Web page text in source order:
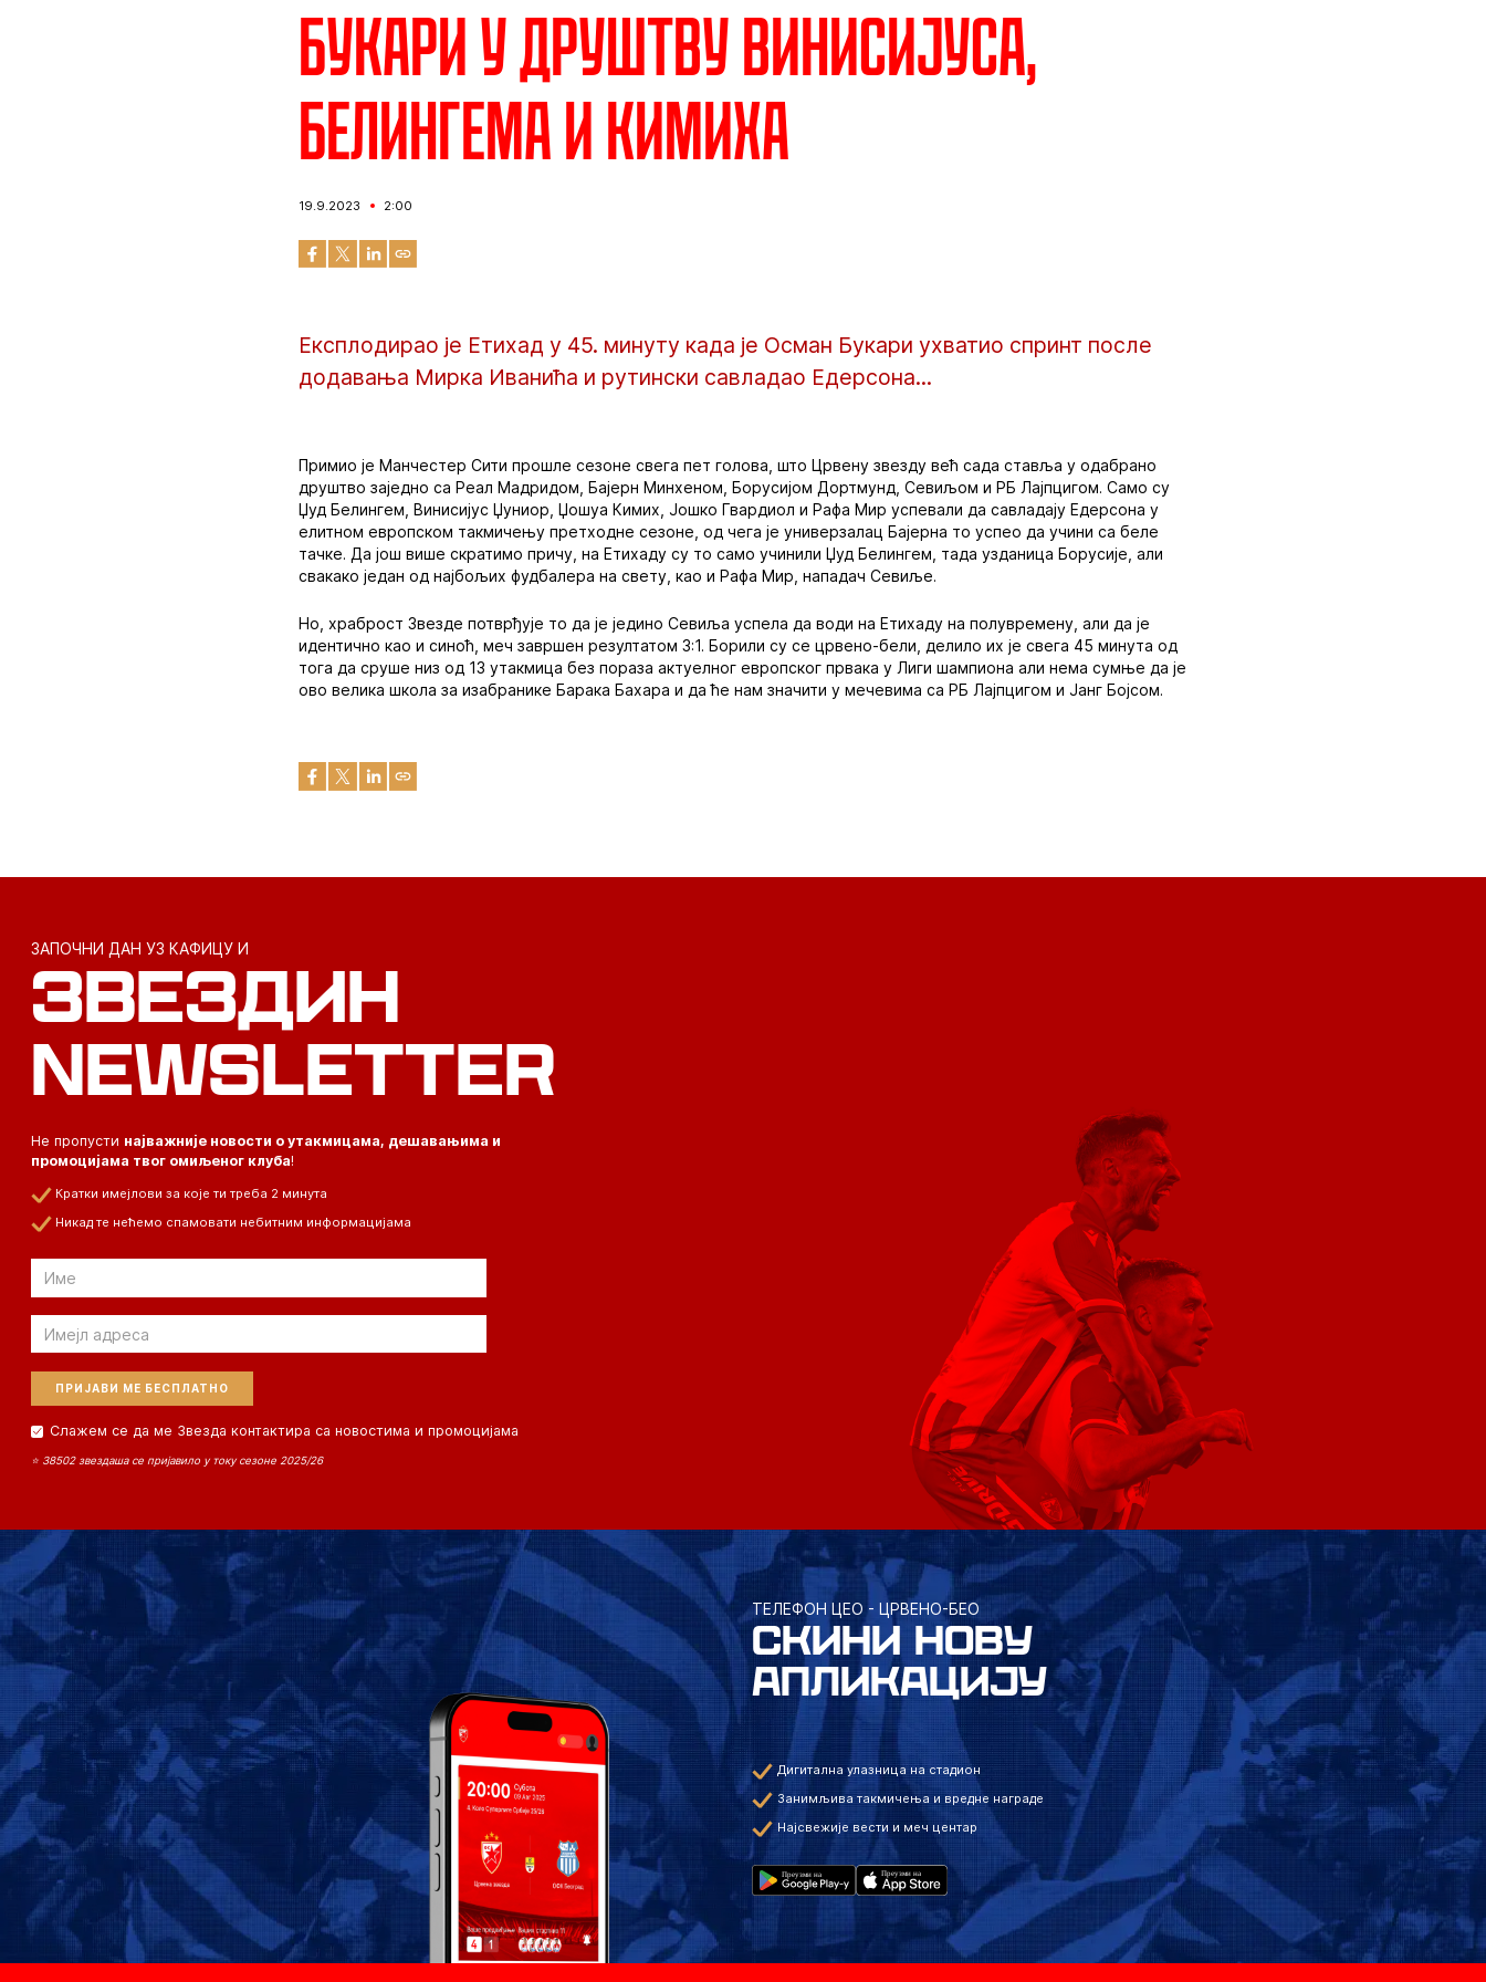
Букари у друштву Винисијуса,
Белингема и Кимиха
19.9.2023 2:00
Експлодирао је Етихад у 45. минуту када је Осман Букари ухватио спринт после
додавања Мирка Иванића и рутински савладао Едерсона...
Примио је Манчестер Сити прошле сезоне свега пет голова, што Црвену звезду већ сада ставља у одабрано
друштво заједно са Реал Мадридом, Бајерн Минхеном, Борусијом Дортмунд, Севиљом и РБ Лајпцигом. Само су
Џуд Белингем, Винисијус Џуниор, Џошуа Кимих, Јошко Гвардиол и Рафа Мир успевали да савладају Едерсона у
елитном европском такмичењу претходне сезоне, од чега је универзалац Бајерна то успео да учини са беле
тачке. Да још више скратимо причу, на Етихаду су то само учинили Џуд Белингем, тада узданица Борусије, али
свакако један од најбољих фудбалера на свету, као и Рафа Мир, нападач Севиље.
Но, храброст Звезде потврђује то да је једино Севиља успела да води на Етихаду на полувремену, али да је
идентично као и синоћ, меч завршен резултатом 3:1. Борили су се црвено-бели, делило их је свега 45 минута од
тога да сруше низ од 13 утакмица без пораза актуелног европског првака у Лиги шампиона али нема сумње да је
ово велика школа за изабранике Барака Бахара и да ће нам значити у мечевима са РБ Лајпцигом и Јанг Бојсом.
ЗАПОЧНИ ДАН УЗ КАФИЦУ И
ЗВЕЗДИН
NEWSLETTER
Не пропусти најважније новости о утакмицама, дешавањима и
промоцијама твог омиљеног клуба!
Кратки имејлови за које ти треба 2 минута
Никад те нећемо спамовати небитним информацијама
Email
Email
Слажем се да ме Звезда контактира са новостима и промоцијама
⭐ 38502 звездаша се пријавило у току сезоне 2025/26
ТЕЛЕФОН ЦЕО - ЦРВЕНО-БЕО
СКИНИ НОВУ
АПЛИКАЦИЈУ
Дигитална улазница на стадион
Занимљива такмичења и вредне награде
Најсвежије вести и меч центар